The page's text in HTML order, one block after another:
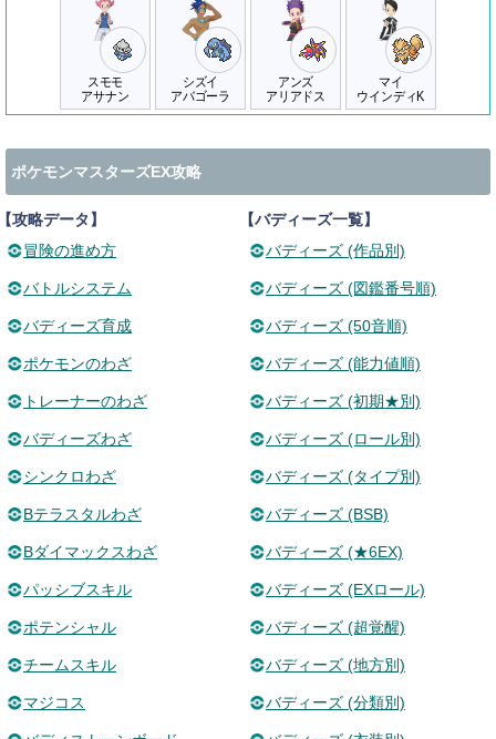
スモモ
アサナン
シズイ
アバゴーラ
アンズ
アリアドス
マイ
ウインディK
ポケモンマスターズEX攻略
攻略データ】
冒険の進め方
バトルシステム
バディーズ育成
ポケモンのわざ
トレーナーのわざ
バディーズわざ
シンクロわざ
Bテラスタルわざ
Bダイマックスわざ
パッシブスキル
ポテンシャル
チームスキル
マジコス
【バディーズ一覧】
バディーズ (作品別)
バディーズ (図鑑番号順)
バディーズ (50音順)
バディーズ (能力値順)
バディーズ (初期★別)
バディーズ (ロール別)
バディーズ (タイプ別)
バディーズ (BSB)
バディーズ (★6EX)
バディーズ (EXロール)
バディーズ (超覚醒)
バディーズ (地方別)
バディーズ (分類別)